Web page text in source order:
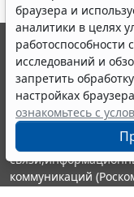
браузера и
аналитики в целях
работоспособности
исследований и
запретить
настройках
ознакомьтесь с
© ООО "НПП
выпускается с 1990
являются
информации ГАРАНТ.
Портал ГАРАНТ.РУ
издания
коммуникаций